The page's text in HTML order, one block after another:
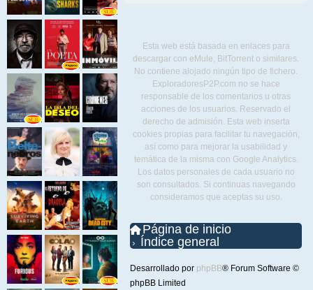
Esta web está basada en enlaces para
descargar con eMule, BitTorrent o similares.
No contiene alojado ningún tipo de fichero.
ExploradoresP2P.com no se hace
responsable de los comentarios u otras
acciones de los usuarios. Reservado el
derecho de admisión. Esta web inserta
cookies propias para facilitar tu navegación,
así como para mejorar la usabilidad y
temática de la misma con Google Analytics.
Los datos personales de cada usuario no
son consultados. Si continuas navegando
consideramos que aceptas su uso.
Página de inicio
Índice general
Desarrollado por phpBB® Forum Software ©
phpBB Limited